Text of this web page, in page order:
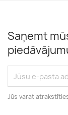
Saņemt
Jūs varat